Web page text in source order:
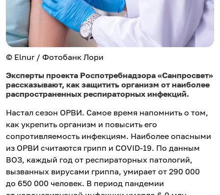
© Elnur / Фотобанк Лори
Эксперты проекта Роспотребнадзора «Санпросвет»
рассказывают, как защитить организм от наиболее
распространенных респираторных инфекций.
Настал сезон ОРВИ. Самое время напомнить о том,
как укрепить организм и повысить его
сопротивляемость инфекциям. Наиболее опасными
из ОРВИ считаются грипп и COVID-19. По данным
ВОЗ, каждый год от респираторных патологий,
вызванных вирусами гриппа, умирает от 290 000
до 650 000 человек. В период пандемии